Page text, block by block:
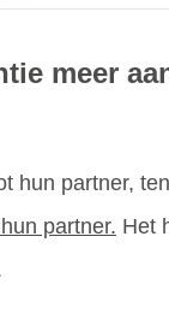
meer
hun partner,
partner. Het